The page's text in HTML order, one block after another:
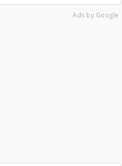
Ads by Google